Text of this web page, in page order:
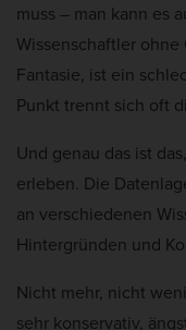
muss – man kann es
Wissenschaftler
Fantasie, ist ein
Punkt trennt sich oft
Und genau das ist
erleben. Die
an verschiedenen
Hintergründen und
Nicht mehr, nicht
sehr konservativ,